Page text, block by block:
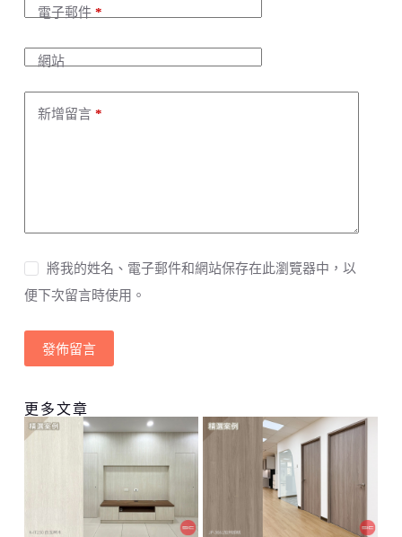
電子郵件*
網站
新增留言*
將我的姓名、電子郵件和網站保存在此瀏覽器中，以
便下次留言時使用。
發佈留言
t
v
e
更多文章